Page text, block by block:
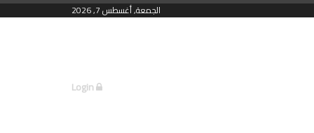
الجمعة, أغسطس 7, 2026